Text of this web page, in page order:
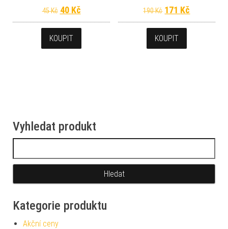
45Kč Původní cena byla: 45 Kč.
40 KčAktuální cena je: 40 Kč.
KOUPIT
190Kč Původní cena
171 Kč
KOUPIT
Vyhledat produkt
Kategorie produktu
Akční ceny